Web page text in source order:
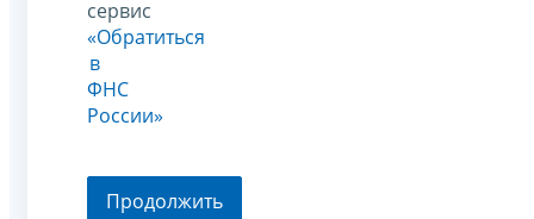
сервис
«Обратиться
в
ФНС
России»
Продолжить